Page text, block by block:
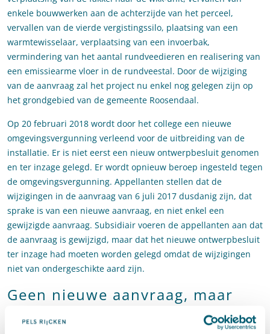
enkele bouwwerken aan de achterzijde van het perceel,
vervallen van de vierde vergistingssilo, plaatsing van een
warmtewisselaar, verplaatsing van een invoerbak,
vermindering van het aantal rundveedieren en realisering van
een emissiearme vloer in de rundveestal. Door de wijziging
van de aanvraag zal het project nu enkel nog gelegen zijn op
het grondgebied van de gemeente Roosendaal.
Op 20 februari 2018 wordt door het college een nieuwe
omgevingsvergunning verleend voor de uitbreiding van de
installatie. Er is niet eerst een nieuw ontwerpbesluit genomen
en ter inzage gelegd. Er wordt opnieuw beroep ingesteld tegen
de omgevingsvergunning. Appellanten stellen dat de
wijzigingen in de aanvraag van 6 juli 2017 dusdanig zijn, dat
sprake is van een nieuwe aanvraag, en niet enkel een
gewijzigde aanvraag. Subsidiair voeren de appellanten aan dat
de aanvraag is gewijzigd, maar dat het nieuwe ontwerpbesluit
ter inzage had moeten worden gelegd omdat de wijzigingen
niet van ondergeschikte aard zijn.
Geen nieuwe aanvraag, maar
het ontwerpbesluit moet wel